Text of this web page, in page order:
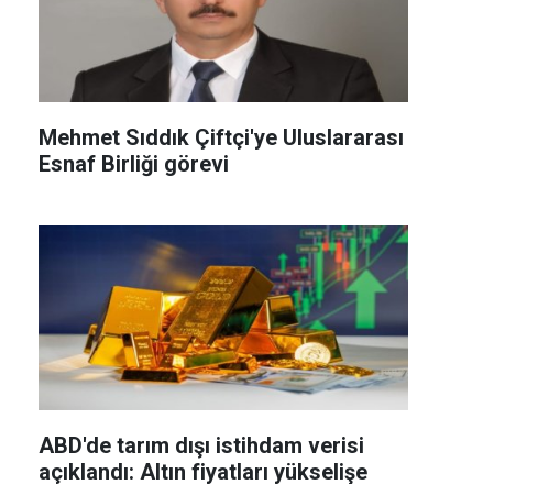
Mehmet Sıddık Çiftçi'ye Uluslararası
Esnaf Birliği görevi
ABD'de tarım dışı istihdam verisi
açıklandı: Altın fiyatları yükselişe